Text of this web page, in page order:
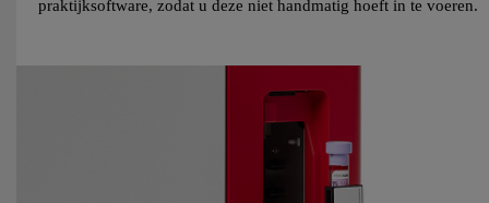
praktijksoftware, zodat u deze niet handmatig hoeft in te voeren.